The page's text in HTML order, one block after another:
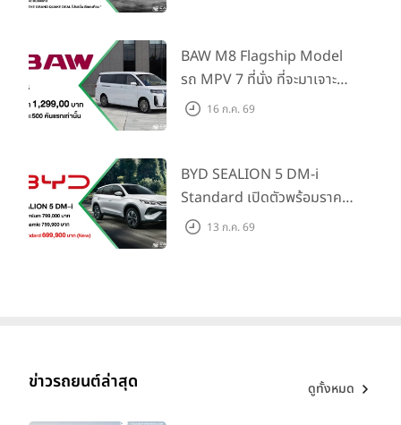
Traffic Monitor เพียงจอง
ภายใน 31 ก.ค. 2569 รับบัตร
น้ำมันมูลค่า 10,000 บาท
BAW M8 Flagship Model
รถ MPV 7 ที่นั่ง ที่จะมาเจาะ
ตลาดครอบครัวและองค์กรยุค
แรก)
16 ก.ค. 69
BYD SEALION 5 DM-i
Standard เปิดตัวพร้อมราคา
คาดการณ์ 699,900 บาท รุ่น
13 ก.ค. 69
ข่าวรถยนต์ล่าสุด ดูทั้งหมด